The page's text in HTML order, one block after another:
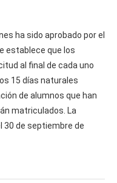
ha sido aprobado por el
establece que los
al final de cada uno
15 días naturales
de alumnos que han
matriculados. La
30 de septiembre de